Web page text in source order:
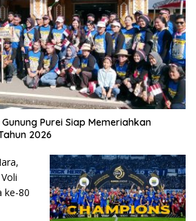
Purei Siap Memeriahkan
2026